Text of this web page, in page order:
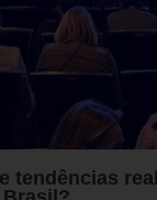
tendências